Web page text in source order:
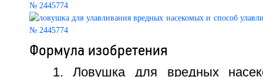
Формула изобретения
1. Ловушка для вредных